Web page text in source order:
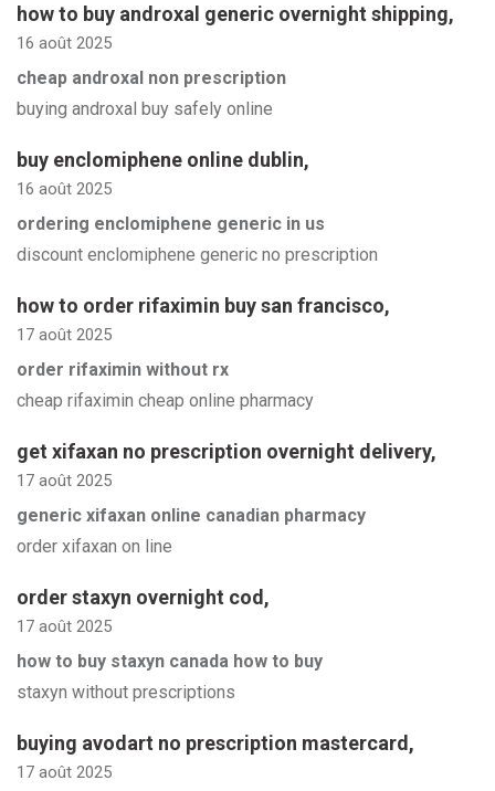
how to buy androxal generic overnight shipping,
16 août 2025
cheap androxal non prescription
buying androxal buy safely online
buy enclomiphene online dublin,
16 août 2025
ordering enclomiphene generic in us
discount enclomiphene generic no prescription
how to order rifaximin buy san francisco,
17 août 2025
order rifaximin without rx
cheap rifaximin cheap online pharmacy
get xifaxan no prescription overnight delivery,
17 août 2025
generic xifaxan online canadian pharmacy
order xifaxan on line
order staxyn overnight cod,
17 août 2025
how to buy staxyn canada how to buy
staxyn without prescriptions
buying avodart no prescription mastercard,
17 août 2025